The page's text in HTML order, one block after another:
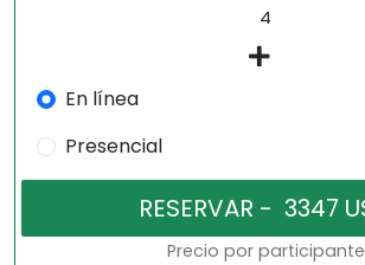
En línea
Presencial
Precio por participante